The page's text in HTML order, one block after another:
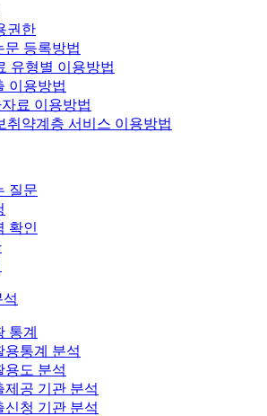
권한
문 등록방법
유형별 이용방법
이용방법
료 이용방법
취약계층 서비스 이용방법
질문
확인
석
통계
용통계 분석
용도 분석
제공 기관 분석
신청 기관 분석